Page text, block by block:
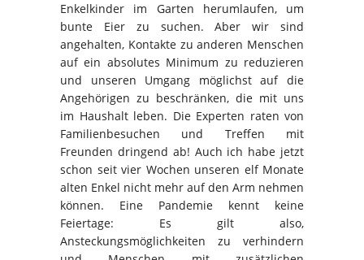
Enkelkinder im Garten herumlaufen, um
bunte Eier zu suchen. Aber wir sind
angehalten, Kontakte zu anderen Menschen
auf ein absolutes Minimum zu reduzieren
und unseren Umgang möglichst auf die
Angehörigen zu beschränken, die mit uns
im Haushalt leben. Die Experten raten von
Familienbesuchen und Treffen mit
Freunden dringend ab! Auch ich habe jetzt
schon seit vier Wochen unseren elf Monate
alten Enkel nicht mehr auf den Arm nehmen
können. Eine Pandemie kennt keine
Feiertage: Es gilt also,
Ansteckungsmöglichkeiten zu verhindern